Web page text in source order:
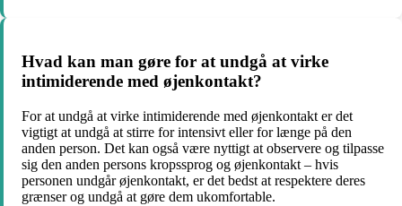
Hvad kan man gøre for at undgå at virke
intimiderende med øjenkontakt?
For at undgå at virke intimiderende med øjenkontakt er det
vigtigt at undgå at stirre for intensivt eller for længe på den
anden person. Det kan også være nyttigt at observere og tilpasse
sig den anden persons kropssprog og øjenkontakt – hvis
personen undgår øjenkontakt, er det bedst at respektere deres
grænser og undgå at gøre dem ukomfortable.